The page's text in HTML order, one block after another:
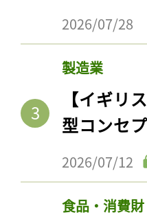
2026/07/28
製造業
【イギリ
型コンセ
2026/07/12
食品・消費